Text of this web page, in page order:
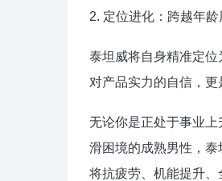
2. 定位进化：跨越年
泰坦威将自身精准定位
对产品实力的自信，更
无论你是正处于事业
滑困境的成熟男性，泰
将抗疲劳、机能提升、